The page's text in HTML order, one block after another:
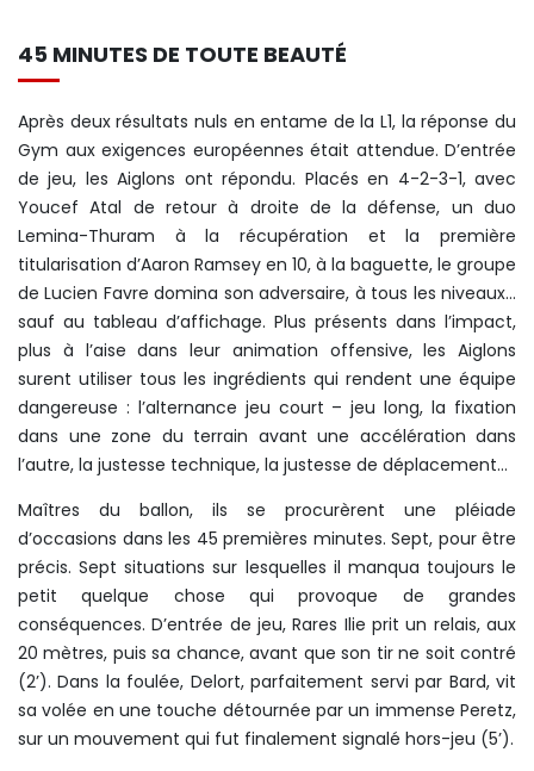
45 MINUTES DE TOUTE BEAUTÉ
Après deux résultats nuls en entame de la L1, la réponse du
Gym aux exigences européennes était attendue. D’entrée
de jeu, les Aiglons ont répondu. Placés en 4-2-3-1, avec
Youcef Atal de retour à droite de la défense, un duo
Lemina-Thuram à la récupération et la première
titularisation d’Aaron Ramsey en 10, à la baguette, le groupe
de Lucien Favre domina son adversaire, à tous les niveaux…
sauf au tableau d’affichage. Plus présents dans l’impact,
plus à l’aise dans leur animation offensive, les Aiglons
surent utiliser tous les ingrédients qui rendent une équipe
dangereuse : l’alternance jeu court – jeu long, la fixation
dans une zone du terrain avant une accélération dans
l’autre, la justesse technique, la justesse de déplacement...
Maîtres du ballon, ils se procurèrent une pléiade
d’occasions dans les 45 premières minutes. Sept, pour être
précis. Sept situations sur lesquelles il manqua toujours le
petit quelque chose qui provoque de grandes
conséquences. D’entrée de jeu, Rares Ilie prit un relais, aux
20 mètres, puis sa chance, avant que son tir ne soit contré
(2’). Dans la foulée, Delort, parfaitement servi par Bard, vit
sa volée en une touche détournée par un immense Peretz,
sur un mouvement qui fut finalement signalé hors-jeu (5’).